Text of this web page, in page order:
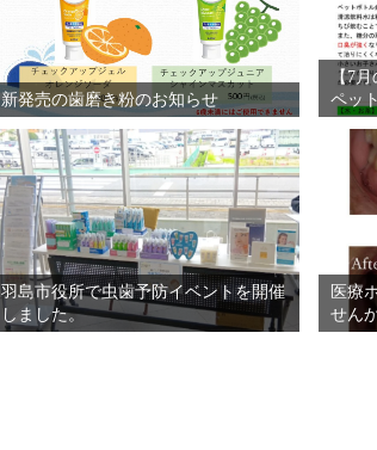
新発売の歯磨き粉のお知らせ
【7
ペッ
羽島市役所で虫歯予防イベントを開催
しました。
医療
せん